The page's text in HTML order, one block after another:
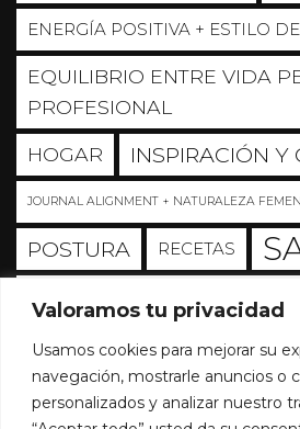
Valoramos tu privacidad
Usamos cookies para mejorar su
navegación, mostrarle anuncios o
personalizados y analizar nuestro
ENERGÍA POSITIVA + ESTILO
EQUILIBRIO ENTRE VIDA
PROFESIONAL
HOGAR INSPIRACIÓN Y
JOURNAL ALIGNMENT + NATURALEZA
POSTURA RECETAS
Sin categoría
SOUL
TRANSFORMANDO
EMOCIONAL EN